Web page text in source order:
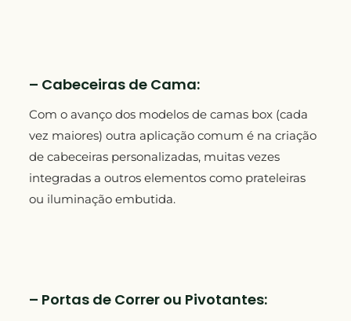
– Cabeceiras de Cama:
Com o avanço dos modelos de camas box (cada
vez maiores) outra aplicação comum é na criação
de cabeceiras personalizadas, muitas vezes
integradas a outros elementos como prateleiras
ou iluminação embutida.
– Portas de Correr ou Pivotantes: